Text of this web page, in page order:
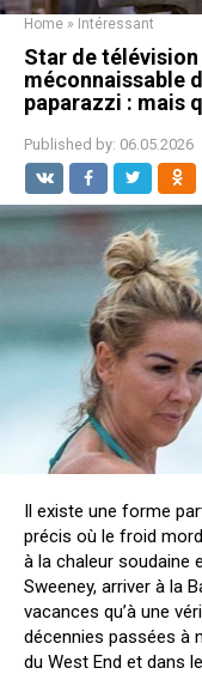
Home » Intéressant
Star de
méconnaissable
paparazzi : mais
Published by: 06.05.2026
Il existe une forme
précis où le froid
à la chaleur soudaine
Sweeney, arriver à la
vacances qu’à une
décennies passées à
du West End et dans